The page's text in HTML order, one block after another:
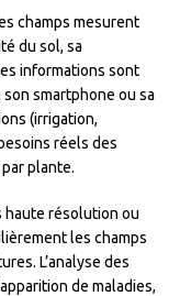
champs mesurent
du sol, sa
informations sont
smartphone ou sa
(irrigation,
réels des
plante.
haute résolution ou
les champs
L’analyse des
de maladies,